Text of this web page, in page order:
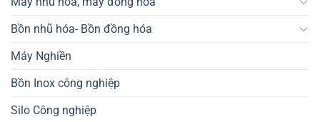
Bồn nhũ hóa- Bồn đồng hóa
Máy Nghiền
Bồn Inox công nghiệp
Silo Công nghiệp